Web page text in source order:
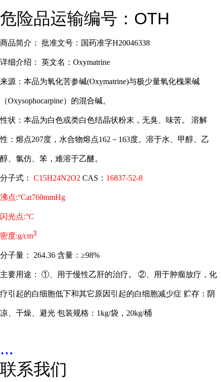
危险品运输编号：OTH
商品简介： 批准文号：国药准字H20046338
详细介绍： 英文名：Oxymatrine
来源：本品为氧化苦参碱(Oxymatrine)与极少量氧化槐果碱
（Oxysophocarpine）的混合碱。
性状：本品为白色或类白色结晶状粉末，无臭、味苦。 溶解
性：熔点207度，水合物熔点162－163度。溶于水、甲醇、乙
醇、氯仿、笨，难溶于乙醚。
分子式： C15H24N2O2 CAS： 16837-52-8
沸点:°Cat760mmHg
闪光点:°C
密度:g/cm3
分子量： 264.36 含量：≥98%
主要用途： ①、用于慢性乙肝的治疗。 ②、用于肿瘤放疗，化
疗引起的白细胞低下和其它原因引起的白细胞减少症 贮存：阴
凉、干燥、避光 包装规格：1kg/袋，20kg/桶
...
联系我们